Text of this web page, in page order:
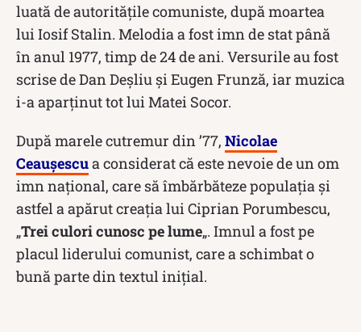
luată de autoritățile comuniste, după moartea
lui Iosif Stalin. Melodia a fost imn de stat până
în anul 1977, timp de 24 de ani. Versurile au fost
scrise de Dan Deşliu şi Eugen Frunză, iar muzica
i-a aparținut tot lui Matei Socor.
După marele cutremur din ’77, Nicolae
Ceaușescua considerat că este nevoie de un om
imn național, care să îmbărbăteze populația și
astfel a apărut creația lui Ciprian Porumbescu,
„Trei culori cunosc pe lume„. Imnul a fost pe
placul liderului comunist, care a schimbat o
bună parte din textul inițial.